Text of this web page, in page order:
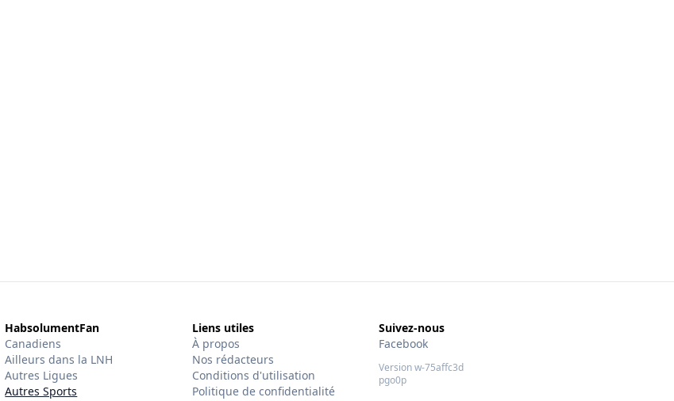
HabsolumentFan
Canadiens
Ailleurs dans la LNH
Autres Ligues
Autres Sports
Liens utiles
À propos
Nos rédacteurs
Conditions d'utilisation
Politique de confidentialité
Suivez-nous
Facebook
Version w-75affc3d
pgo0p